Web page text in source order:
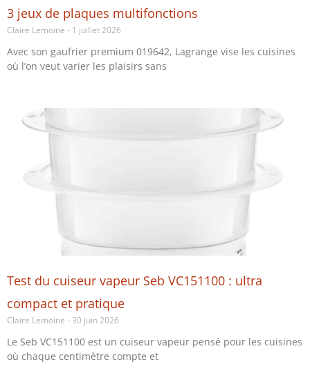
3 jeux de plaques multifonctions
Claire Lemoine 1 juillet 2026
Avec son gaufrier premium 019642, Lagrange vise les cuisines
où l’on veut varier les plaisirs sans
Test du cuiseur vapeur Seb VC151100 : ultra
compact et pratique
Claire Lemoine 30 juin 2026
Le Seb VC151100 est un cuiseur vapeur pensé pour les cuisines
où chaque centimètre compte et